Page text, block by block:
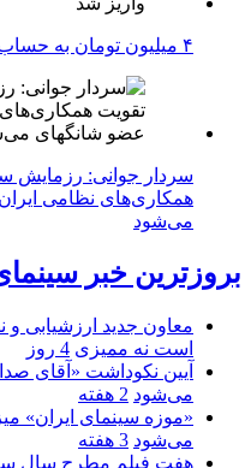
۴ میلیون تومان به حساب هر شهروند ایرانی واریز شد
همکاری‌های نظامی
می‌شود
بروزترین خبر
معاون جدید ارزشیابی
است نه ممیزی 4 روز
آیین نکوداشت «آقای
می‌شود 2 هفته
«موزه سینمای ایران»
می‌شود 3 هفته
هفت فیلم مطرح سال